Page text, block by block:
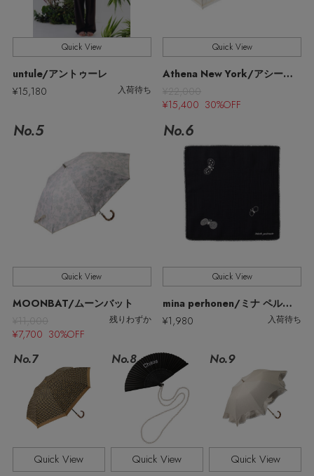
【ペプラム】トレンドシルエット
『ELLE』最新号掲載
【ジュエリー】シルバーでクールに
パンツ
スカート
ニット
コート
スニーカー
フラットシューズ
ショルダーバッグ
トートバッグ
財布・小物
ボディバッグ・ウェストポーチ
ボストンバッグ
ストール・マフラー・ケープ
スマートフォンケース・タブレットケース
アイウェア
ベルト
グローブ
レッグウェア
ポーチ
チャーム・ストラップ
その他(傘・ハンカチ・時計など)
すべてのアクセサリー
ピアス・イヤリング
コサージュ・ブローチ
アンクレット
ランジェリー
すべてのランジェリー
ランジェリー
スポーツ
すべてのスポーツ
ウェア
シューズ
バッグ・小物
水着・スイムウェア
CONTENTS
特集一覧
NEW IN BRAND
BRAND NEWS
HOT STYLE
EDITOR'S CLOSET
Quick View
untule/アントゥーレ
¥15,180
入荷待ち
Quick View
Athena New York/アシーナ ニューヨーク
¥22,000
¥15,400 30%OFF
No.5
Quick View
MOONBAT/ムーンバット
¥11,000
残りわずか
¥7,700 30%OFF
No.6
Quick View
mina perhonen/ミナ ペルホネン
¥1,980
入荷待ち
No.7
Quick View
No.8
Quick View
No.9
Quick View